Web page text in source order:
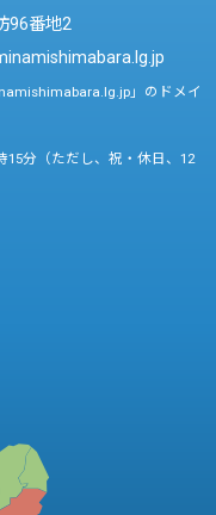
96番地2
」のドメイ
15分（ただし、祝・休日、12